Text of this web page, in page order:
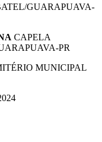
GUARAPUAVA-
CAPELA
PR
MUNICIPAL